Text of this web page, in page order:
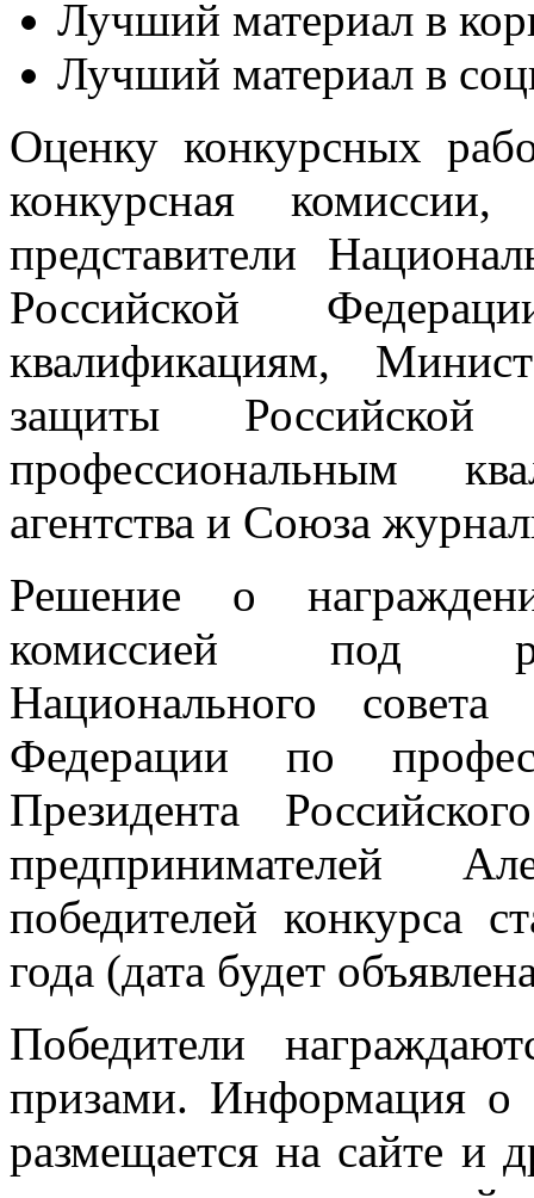
Лучший материал в
Лучший материал в
Оценку конкурсных
конкурсная
представители
Российской
квалификациям,
защиты
профессиональным
агентства и Союза
Решение о
комиссией под
Национального
Федерации по
Президента
предпринимателей
победителей конкурса
года (дата будет
Победители
призами. Информация о
размещается на сайте и